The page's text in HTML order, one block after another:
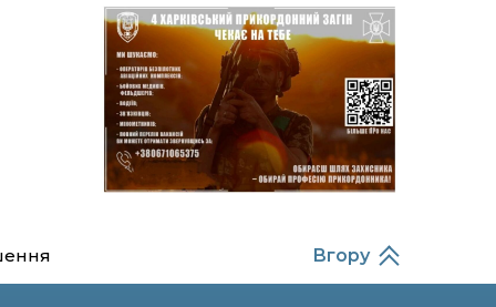
14:37
21 лип
Захищав кордон до
останнього подиху:
пам’яті полеглого
прикордонника
Олександра Кичаня
(ВІДЕО)
11:28
Від штанги до «крил»: як
спорт і характер
перемогу на Донеччині
Вгору